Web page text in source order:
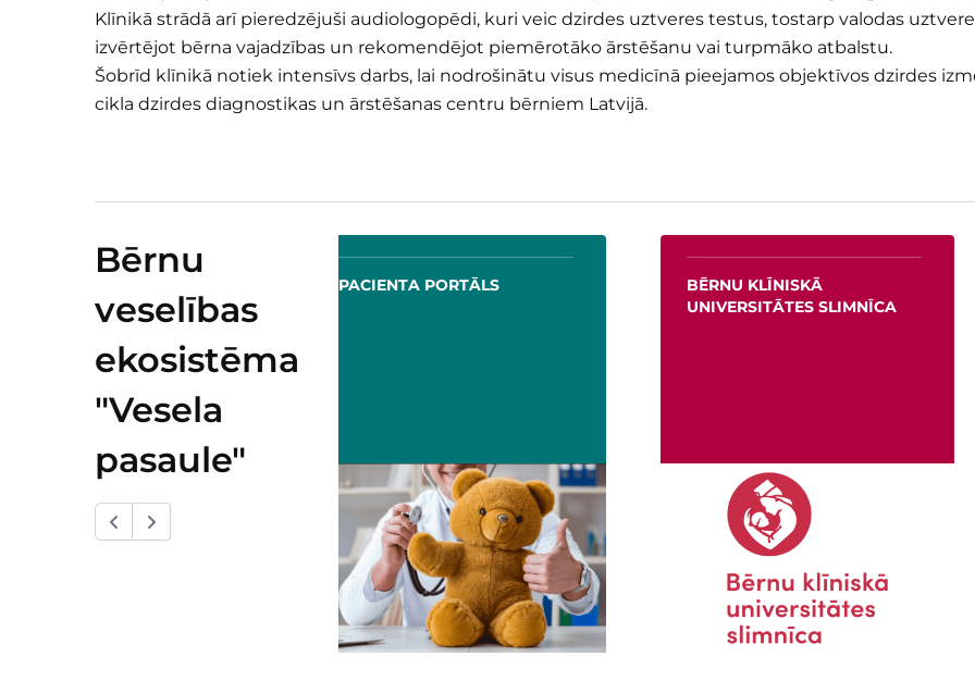
Klīnikā strādā arī pieredzējuši audiologopēdi, kuri veic dzirdes uztveres testus, tostarp valodas
izvērtējot bērna vajadzības un rekomendējot piemērotāko ārstēšanu vai turpmāko atbalstu.
Šobrīd klīnikā notiek intensīvs darbs, lai nodrošinātu visus medicīnā pieejamos objektīvos dzirdes
cikla dzirdes diagnostikas un ārstēšanas centru bērniem Latvijā.
Bērnu
veselības
ekosistēma
"Vesela
pasaule"
PACIENTA PORTĀLS
BĒRNU KLĪNISKĀ
UNIVERSITĀTES SLIMNĪCA